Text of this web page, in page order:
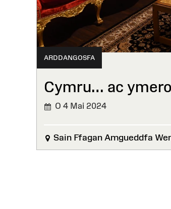
ARDDANGOSFA
Cymru… ac
O 4 Mai 2024
Sain Ffagan Amgueddfa